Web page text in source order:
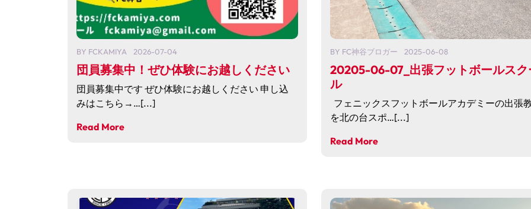
BY FCKAMIYA 2026-07-04
団員募集中！ぜひ体験にお越しください
団員募集中です ぜひ体験にお越しください 申し込
みはこちら→…[...]
Read More
BY FC神谷ブロガー 2025-06-08
20205-06-07_出張フットボールスク
ル
フェニックスフットボールアカデミーの出張
を北の台スポ…[...]
Read More